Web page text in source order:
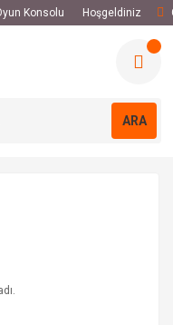
Konsolu Hoşgeldiniz
ARA